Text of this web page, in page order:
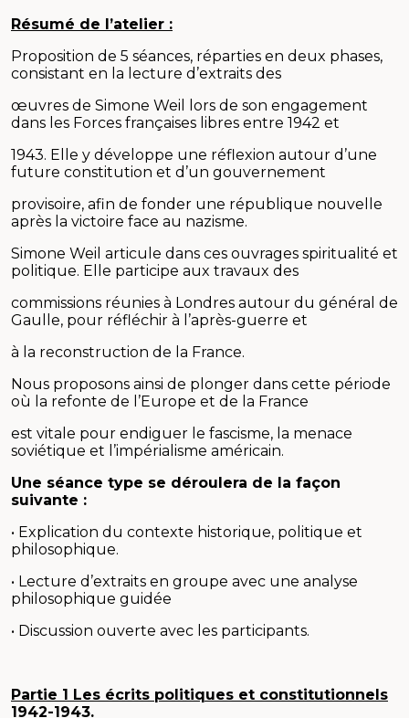
Résumé de l’atelier :
Proposition de 5 séances, réparties en deux phases,
consistant en la lecture d’extraits des
œuvres de Simone Weil lors de son engagement
dans les Forces françaises libres entre 1942 et
1943. Elle y développe une réflexion autour d’une
future constitution et d’un gouvernement
provisoire, afin de fonder une république nouvelle
après la victoire face au nazisme.
Simone Weil articule dans ces ouvrages spiritualité et
politique. Elle participe aux travaux des
commissions réunies à Londres autour du général de
Gaulle, pour réfléchir à l’après-guerre et
à la reconstruction de la France.
Nous proposons ainsi de plonger dans cette période
où la refonte de l’Europe et de la France
est vitale pour endiguer le fascisme, la menace
soviétique et l’impérialisme américain.
Une séance type se déroulera de la façon
suivante :
• Explication du contexte historique, politique et
philosophique.
• Lecture d’extraits en groupe avec une analyse
philosophique guidée
• Discussion ouverte avec les participants.
Partie 1 Les écrits politiques et constitutionnels
1942-1943.